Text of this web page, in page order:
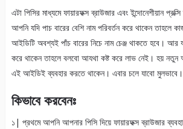
এটা পিসির মাধ্যমে ফায়ারফক্স ব্রাউজার এবং ইন্দোনেশীয়ান
আপনি যদি পাচ বারের বেশি নাম পরিবর্তন করে থাকেন তাহলে
আইডিটি অবশ্যই পাঁচ বারের নিচে নাম চেঞ্জ থাকতে হবে। আর
করে থাকেন তাহলে বলবো আযথা কষ্ট করে লাভ নেই। হয়
এই আইডিই ব্যবহার করতে থাকেন। এবার চলে যাবো মুলভাবে।
কিভাবে করবেনঃ
১| প্রথমে আপনি আপনার পিসি দিয়ে ফায়ারফক্স ব্রাউজার